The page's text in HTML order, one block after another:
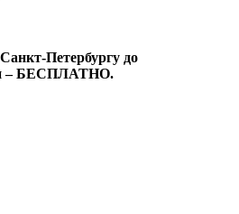
Петербургу до
– БЕСПЛАТНО.